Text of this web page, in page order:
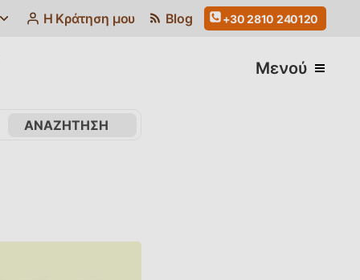
Η Κράτηση μου Blog +30 2810 240120
Μενού